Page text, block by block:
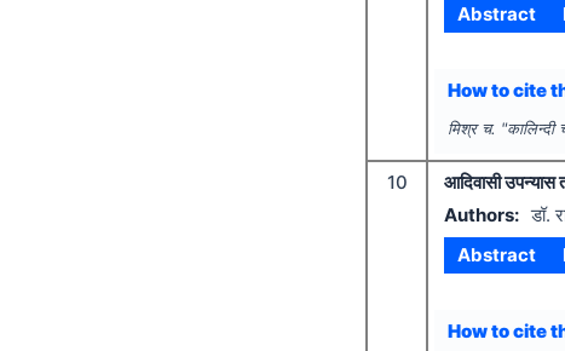
Abstract
How to cite
मिश्र च. "
10
आदिवासी उपन्यास
Authors: डॉ.
Abstract
How to cite